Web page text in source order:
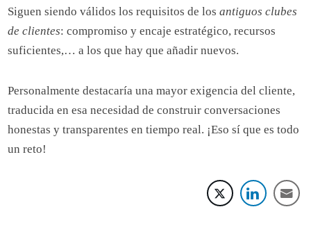
Siguen siendo válidos los requisitos de losantiguos clubes
de clientes: compromiso y encaje estratégico, recursos
suficientes,… a los que hay que añadir nuevos.
Personalmente destacaría una mayor exigencia del cliente,
traducida en esa necesidad de construir conversaciones
honestas y transparentes en tiempo real. ¡Eso sí que es todo
un reto!